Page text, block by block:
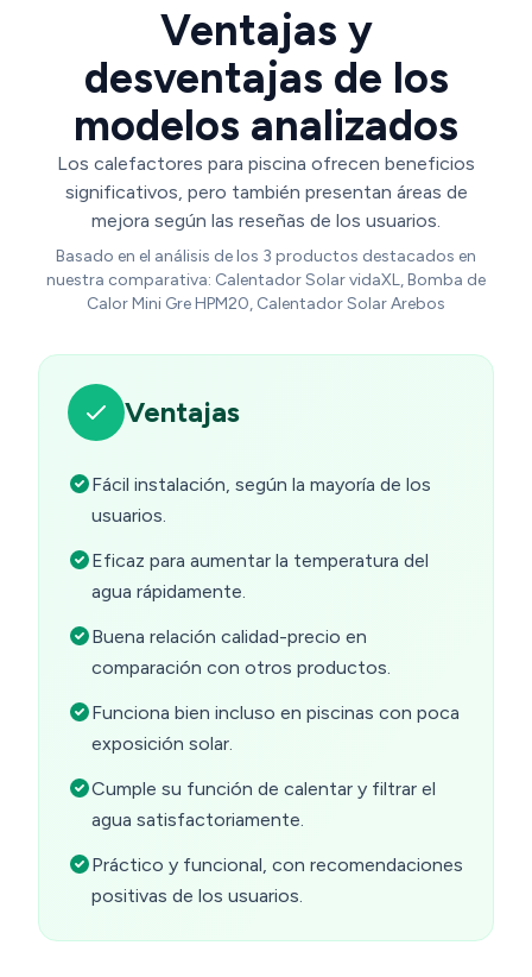
Ventajas y
desventajas de los
modelos analizados
Los calefactores para piscina ofrecen beneficios
significativos, pero también presentan áreas de
mejora según las reseñas de los usuarios.
Basado en el análisis de los 3 productos destacados en
nuestra comparativa: Calentador Solar vidaXL, Bomba de
Calor Mini Gre HPM20, Calentador Solar Arebos
Ventajas
Fácil instalación, según la mayoría de los
usuarios.
Eficaz para aumentar la temperatura del
agua rápidamente.
Buena relación calidad-precio en
comparación con otros productos.
Funciona bien incluso en piscinas con poca
exposición solar.
Cumple su función de calentar y filtrar el
agua satisfactoriamente.
Práctico y funcional, con recomendaciones
positivas de los usuarios.